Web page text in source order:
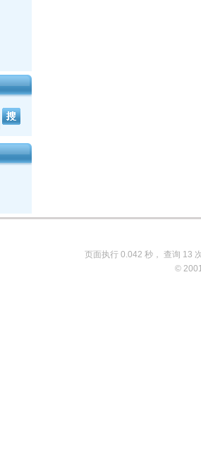
页面执行 0.042 秒， 查询 13
©